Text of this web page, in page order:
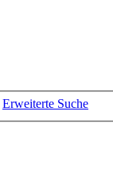
Erweiterte Suche